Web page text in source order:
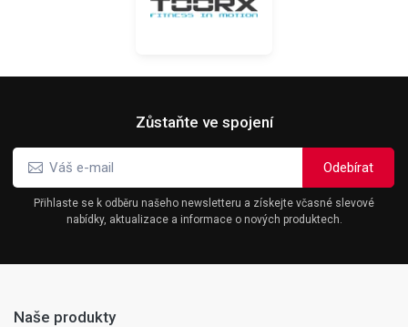
Zůstaňte ve spojení
Přihlaste se k odběru našeho newsletteru a získejte včasné slevové
nabídky, aktualizace a informace o nových produktech.
Naše produkty